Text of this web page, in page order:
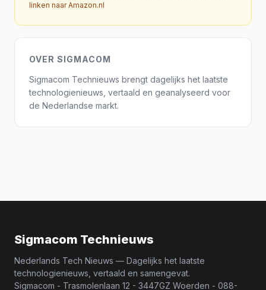
linken naar Amazon.nl
OVER SIGMACOM
Sigmacom Technieuws brengt dagelijks het laatste
technologienieuws, vertaald en geanalyseerd voor
de Nederlandse markt.
Sigmacom Technieuws
Nederlands Tech Nieuws — Dagelijks het laatste
technologienieuws, vertaald en samengevat.
Sigmacom - Trasmolenlaan 12 - 3447GZ Woerden - 088-